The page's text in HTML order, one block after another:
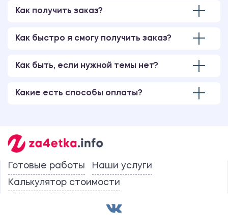
Как получить заказ?
Как быстро я смогу получить заказ?
Как быть, если нужной темы нет?
Какие есть способы оплаты?
Готовые работы
Наши услуги
Калькулятор стоимости